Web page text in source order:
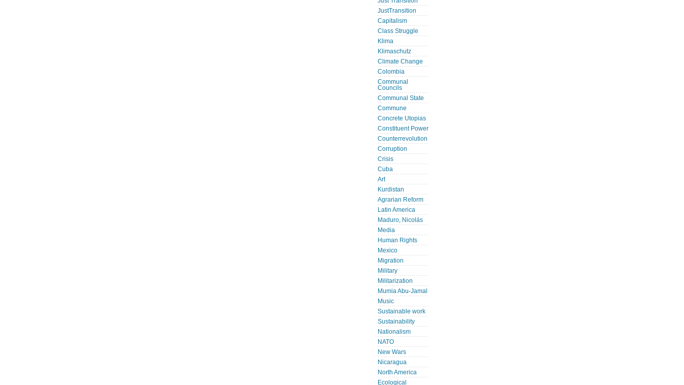
JustTransition
Capitalism
Class Struggle
Klima
Klimaschutz
Climate Change
Colombia
Communal
Councils
Communal State
Commune
Concrete Utopias
Constituent Power
Counterrevolution
Corruption
Crisis
Cuba
Art
Kurdistan
Agrarian Reform
Latin America
Maduro, Nicolás
Media
Human Rights
Mexico
Migration
Military
Militarization
Mumia Abu-Jamal
Music
Sustainable work
Sustainability
Nationalism
NATO
New Wars
Nicaragua
North America
Ecological